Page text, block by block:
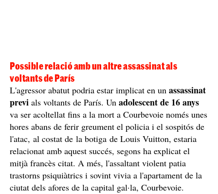
Possible relació amb un altre assassinat als
voltants de París
L'agressor abatut podria estar implicat en un assassinat
previ als voltants de París. Un adolescent de 16 anys
va ser acoltellat fins a la mort a Courbevoie només unes
hores abans de ferir greument el policia i el sospitós de
l'atac, al costat de la botiga de Louis Vuitton, estaria
relacionat amb aquest succés, segons ha explicat el
mitjà francès citat. A més, l'assaltant violent patia
trastorns psiquiàtrics i sovint vivia a l'apartament de la
ciutat dels afores de la capital gal·la, Courbevoie.